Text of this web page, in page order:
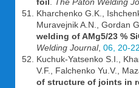
Kharchenko G.K.,
Muravejnik A.N., Gordan
welding of AMg5/23 %
Welding Journal, 06, 20-22
Kuchuk-Yatsenko S.I.,
V.F., Falchenko Yu.V.,
of structure of joints in